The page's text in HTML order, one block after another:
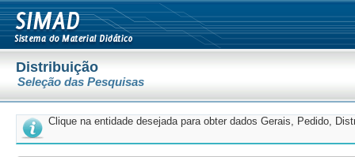
Distribuição
Seleção das Pesquisas
Clique na entidade desejada para obter dados Gerais, Pedido,